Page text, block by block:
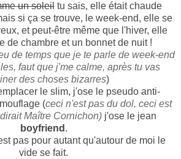
un soleiltu sais, elle était chaude
si ça se trouve, le week-end, elle se
et peut-être même que l'hiver, elle
de chambre et un bonnet de nuit !
de temps que je te parle de week-end
faut que j'me calme, après tu vas
des choses bizarres)
le slim, j'ose le pseudo anti-
(ceci n'est pas du dol, ceci est
Maître Cornichon) j'ose le jean
boyfriend .
pas pour autant qu'autour de moi le
vide se fait.